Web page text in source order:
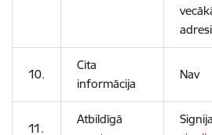
10.
Cita
informācija
Nav
11.
Atbildīgā